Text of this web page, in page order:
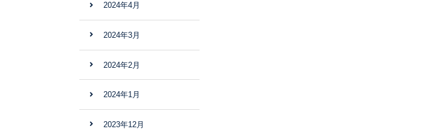
2024年4月
2024年3月
2024年2月
2024年1月
2023年12月